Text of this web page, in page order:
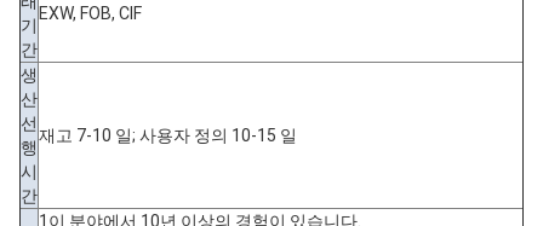
기
간
EXW, FOB, CIF
생
산
선
행
시
간
재고 7-10 일; 사용자 정의 10-15 일
1이 분야에서 10년 이상의 경험이 있습니다.